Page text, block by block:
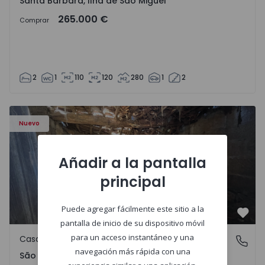
Comprar 265.000 €
2 1 110 120 280 1 2
Nuevo
Casa Vila Real, São Tomé do Castelo e Justes - 1575189 - 1
São Tomé do Castelo e Justes, Vila Real
Casa de Campo
São Tomé do Castelo e Justes, Vila Real
Añadir a la pantalla
principal
Puede agregar fácilmente este sitio a la
pantalla de inicio de su dispositivo móvil
para un acceso instantáneo y una
navegación más rápida con una